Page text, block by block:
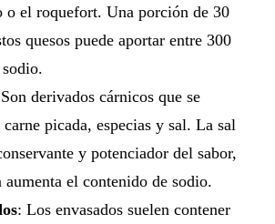
o el roquefort. Una porción de 30
quesos puede aportar entre 300
Son derivados cárnicos que se
picada, especias y sal. La sal
y potenciador del sabor,
aumenta el contenido de sodio.
: Los envasados suelen contener